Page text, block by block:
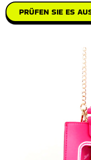
PRÜFEN SIE ES